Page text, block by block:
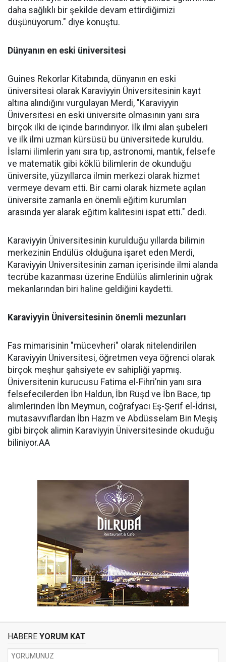
daha sağlıklı bir şekilde devam ettirdiğimizi
düşünüyorum." diye konuştu.
Dünyanın en eski üniversitesi
Guines Rekorlar Kitabında, dünyanın en eski
üniversitesi olarak Karaviyyin Üniversitesinin kayıt
altına alındığını vurgulayan Merdi, "Karaviyyin
Üniversitesi en eski üniversite olmasının yanı sıra
birçok ilki de içinde barındırıyor. İlk ilmi alan şubeleri
ve ilk ilmi uzman kürsüsü bu üniversitede kuruldu.
İslami ilimlerin yanı sıra tıp, astronomi, mantık, felsefe
ve matematik gibi köklü bilimlerin de okunduğu
üniversite, yüzyıllarca ilmin merkezi olarak hizmet
vermeye devam etti. Bir cami olarak hizmete açılan
üniversite zamanla en önemli eğitim kurumları
arasında yer alarak eğitim kalitesini ispat etti." dedi.
Karaviyyin Üniversitesinin kurulduğu yıllarda bilimin
merkezinin Endülüs olduğuna işaret eden Merdi,
Karaviyyin Üniversitesinin zaman içerisinde ilmi alanda
tecrübe kazanması üzerine Endülüs alimlerinin uğrak
mekanlarından biri haline geldiğini kaydetti.
Karaviyyin Üniversitesinin önemli mezunları
Fas mimarisinin "mücevheri" olarak nitelendirilen
Karaviyyin Üniversitesi, öğretmen veya öğrenci olarak
birçok meşhur şahsiyete ev sahipliği yapmış.
Üniversitenin kurucusu Fatima el-Fihri’nin yanı sıra
felsefecilerden İbn Haldun, İbn Rüşd ve İbn Bace, tıp
alimlerinden İbn Meymun, coğrafyacı Eş-Şerif el-İdrisi,
mutasavvıflardan İbn Hazm ve Abdüsselam Bin Meşiş
gibi birçok alimin Karaviyyin Üniversitesinde okuduğu
biliniyor.AA
HABERE YORUM KAT